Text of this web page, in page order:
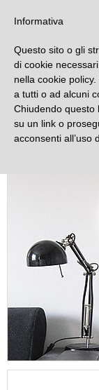
Informativa
Questo sito o gli
di cookie
nella cookie
a tutti o ad alcuni
Chiudendo questo
su un link o
acconsenti all’uso